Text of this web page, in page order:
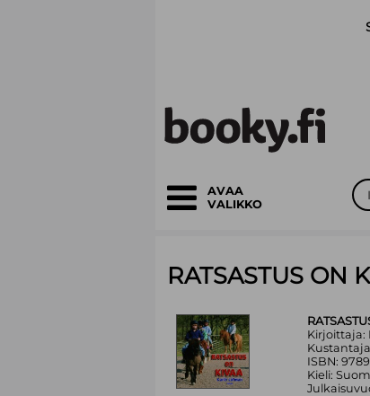
AVAA
VALIKKO
RATSASTUS ON
Kirjoittaja:
ISBN:
Kieli: